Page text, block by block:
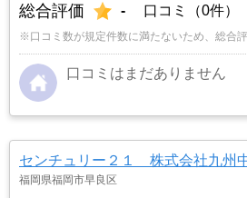
総合評価 - 口コミ（0件）
※口コミ数が規定件数に満たないため、総合評
口コミはまだありません
センチュリー２１ 株式会社九州
福岡県福岡市早良区